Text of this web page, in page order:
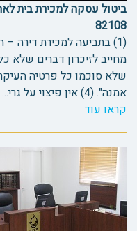
ביטול עסקה למכירת בית
82108
שלא סוכמו כל פרטיה
אמנה". (4) אין פיצוי על גרי...
קראו עוד